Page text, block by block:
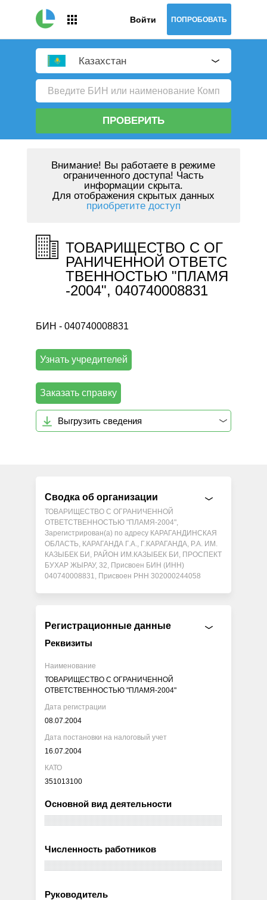
Войти ПОПРОБОВАТЬ
Казахстан
ПРОВЕРИТЬ
Внимание! Вы работаете в режиме
ограниченного доступа! Часть
информации скрыта.
Для отображения скрытых данных
приобретите доступ
ТОВАРИЩЕСТВО С ОГ
РАНИЧЕННОЙ ОТВЕТС
ТВЕННОСТЬЮ "ПЛАМЯ
-2004", 040740008831
БИН - 040740008831
Узнать учредителей
Заказать справку
Выгрузить сведения
Сводка об организации
ТОВАРИЩЕСТВО С ОГРАНИЧЕННОЙ
ОТВЕТСТВЕННОСТЬЮ "ПЛАМЯ-2004",
Зарегистрирован(а) по адресу КАРАГАНДИНСКАЯ
ОБЛАСТЬ, КАРАГАНДА Г.А., Г.КАРАГАНДА, Р.А. ИМ.
КАЗЫБЕК БИ, РАЙОН ИМ.КАЗЫБЕК БИ, ПРОСПЕКТ
БУХАР ЖЫРАУ, 32, Присвоен БИН (ИНН)
040740008831, Присвоен РНН 302000244058
Регистрационные данные
Реквизиты
Наименование
ТОВАРИЩЕСТВО С ОГРАНИЧЕННОЙ
ОТВЕТСТВЕННОСТЬЮ "ПЛАМЯ-2004"
Дата регистрации
08.07.2004
Дата постановки на налоговый учет
16.07.2004
КАТО
351013100
Основной вид деятельности
Численность работников
Руководитель